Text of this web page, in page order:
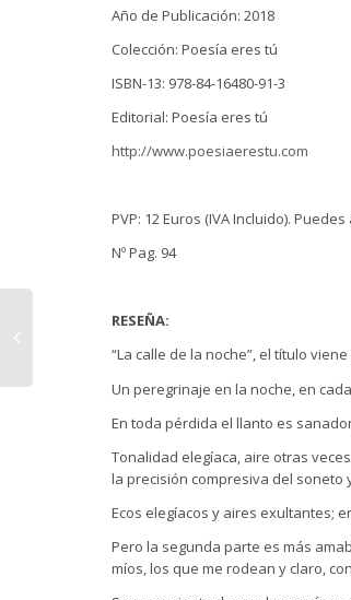
Año de Publicación: 2018
Colección: Poesía eres tú
ISBN-13: 978-84-16480-91-3
Editorial: Poesía eres tú
http://www.poesiaerestu.com
PVP: 12 Euros (IVA Incluido).
Nº Pag. 94
RESEÑA:
“La calle de la noche”, el título
Un peregrinaje en la noche, en
En toda pérdida el llanto es
Tonalidad elegíaca, aire otras
la precisión compresiva del
Ecos elegíacos y aires exultantes;
Pero la segunda parte es más
míos, los que me rodean y claro,